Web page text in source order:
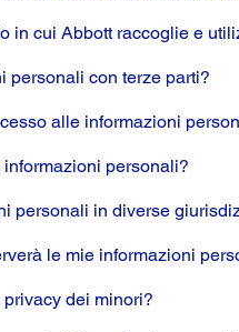
in cui Abbott raccoglie e
personali con terze parti?
alle informazioni
personali?
personali in diverse
le mie informazioni
dei minori?